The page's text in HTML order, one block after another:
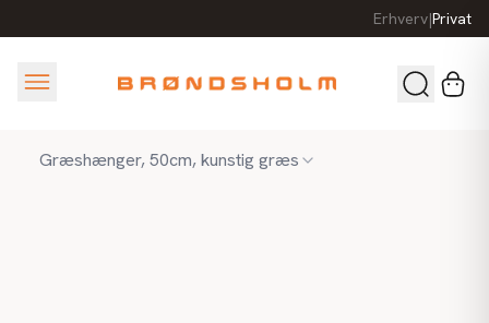
Erhverv|Privat
Græshænger, 50cm, kunstig græs